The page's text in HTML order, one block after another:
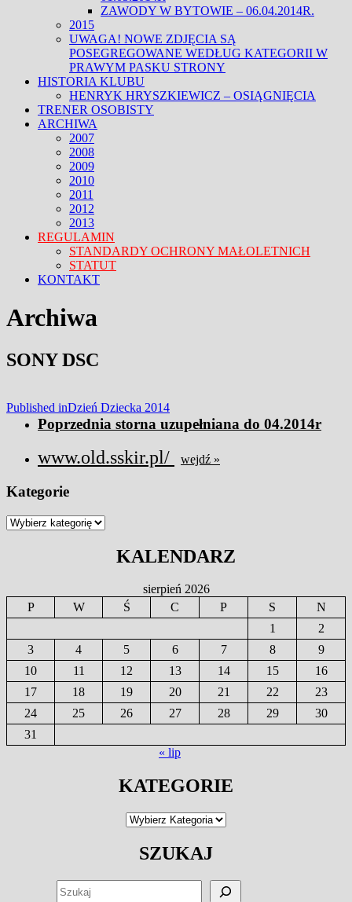
ZAWODY W BYTOWIE – 06.04.2014R.
2015
UWAGA! NOWE ZDJĘCIA SĄ
POSEGREGOWANE WEDŁUG KATEGORII W
PRAWYM PASKU STRONY
HISTORIA KLUBU
HENRYK HRYSZKIEWICZ – OSIĄGNIĘCIA
TRENER OSOBISTY
ARCHIWA
2007
2008
2009
2010
2011
2012
2013
REGULAMIN
STANDARDY OCHRONY MAŁOLETNICH
STATUT
KONTAKT
FACEBOOK
MENU
Archiwa
SONY DSC
Nawigacja
wpisu
Published inDzień Dziecka 2014
Poprzednia storna uzupełniana do 04.2014r
www.old.sskir.pl/ wejdź »
Kategorie
Kategorie
KALENDARZ
sierpień 2026
P
W Ś C P S
N
1
2
3
4 5 6 7 8
9
10
11 12 13 14 15
16
17
18 19 20 21 22
23
24
25 26 27 28 29
30
31
« lip
KATEGORIE
Kategorie
SZUKAJ